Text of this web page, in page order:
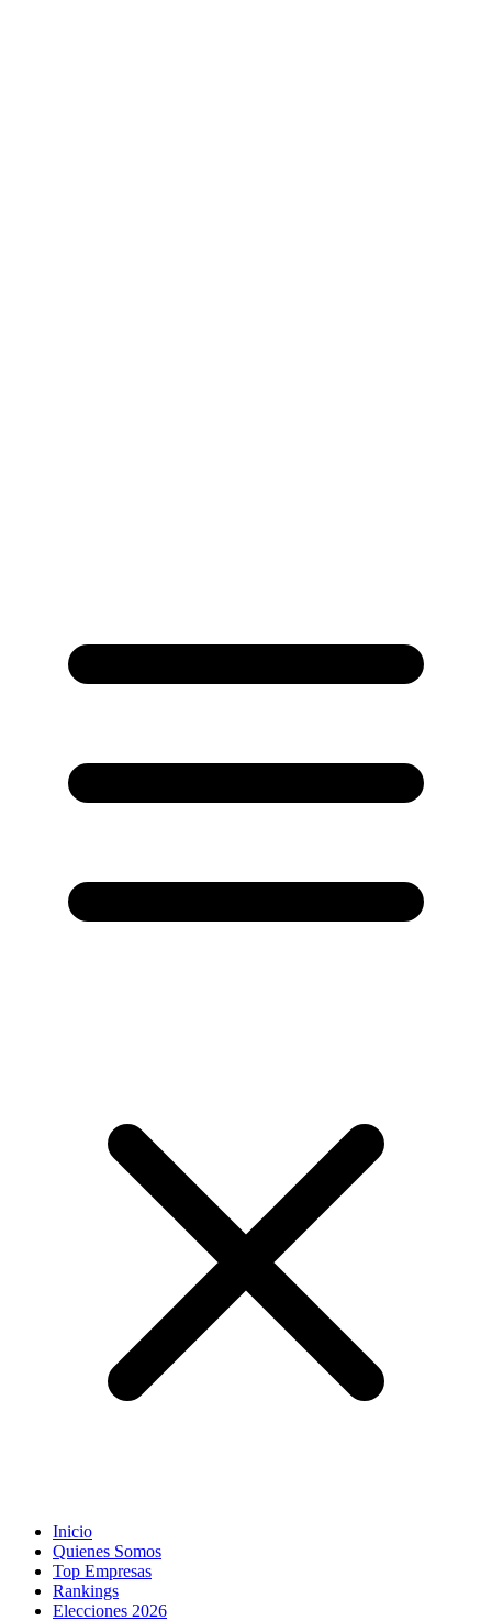
Inicio
Quienes Somos
Top Empresas
Rankings
Elecciones 2026